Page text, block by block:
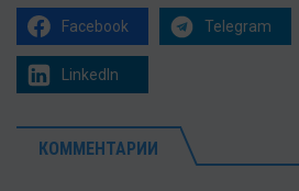
Facebook Telegram
LinkedIn
КОММЕНТАРИИ